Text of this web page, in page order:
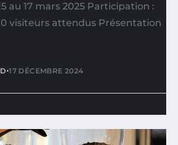
au 17 mars 2025 Participation :
visiteurs attendus Présentation
•17 DÉCEMBRE 2024